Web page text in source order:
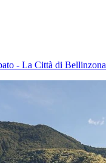
- La Città di Bellinzona